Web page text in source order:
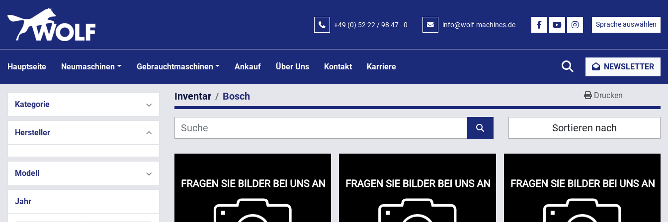
+49 (0) 52 22 / 98 47 - 0 info@wolf-machines.de
FACEBOOK
YOUTUBEINSTAGRAM
Sprache auswählen
Hauptseite Neumaschinen Gebrauchtmaschinen Ankauf Über Uns Kontakt Karriere SucheNEWSLETTER
Kategorie
Hersteller
Modell
Jahr
Inventar Bosch Drucken
Sortieren nach